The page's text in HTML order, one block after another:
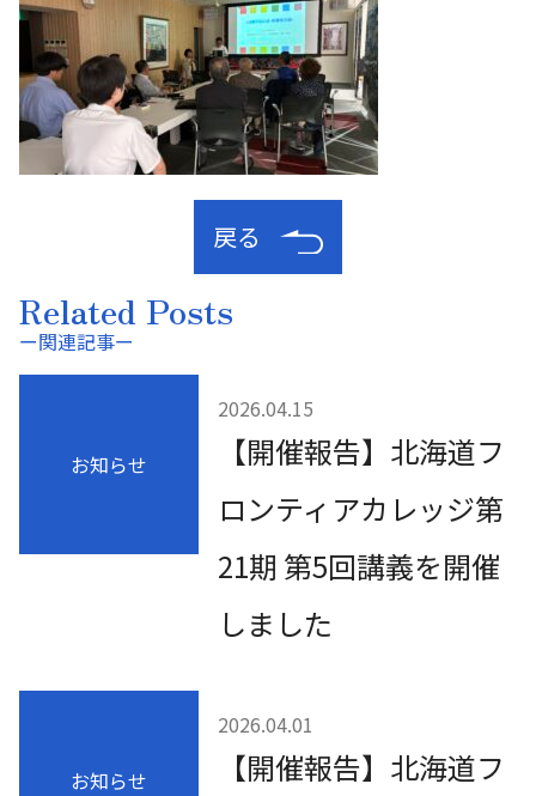
戻る
Related Posts
ー関連記事ー
お知らせ
2026.04.15
【開催報告】北海道フ
ロンティアカレッジ第
21期 第5回講義を開催
しました
お知らせ
2026.04.01
【開催報告】北海道フ